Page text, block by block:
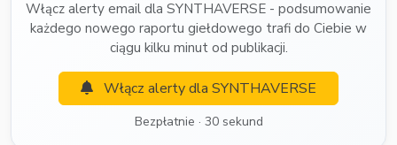
Włącz alerty email dla SYNTHAVERSE - podsumowanie
każdego nowego raportu giełdowego trafi do Ciebie w
ciągu kilku minut od publikacji.
Włącz alerty dla SYNTHAVERSE
Bezpłatnie · 30 sekund